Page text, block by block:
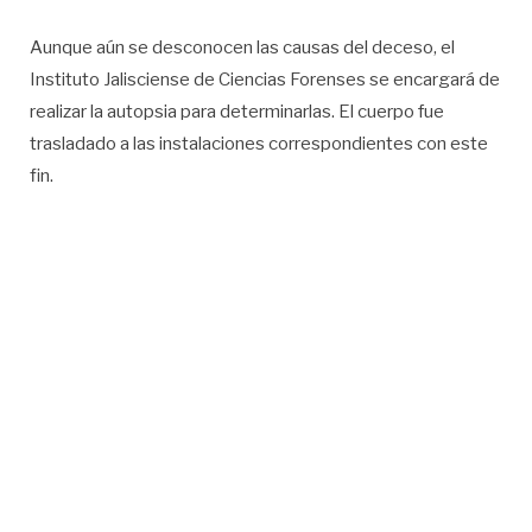
Aunque aún se desconocen las causas del deceso, el
Instituto Jalisciense de Ciencias Forenses se encargará de
realizar la autopsia para determinarlas. El cuerpo fue
trasladado a las instalaciones correspondientes con este
fin.